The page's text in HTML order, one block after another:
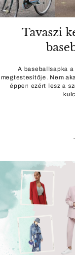
Tavaszi
A baseballsapka
megtestesítője. Nem
éppen ezért lesz a